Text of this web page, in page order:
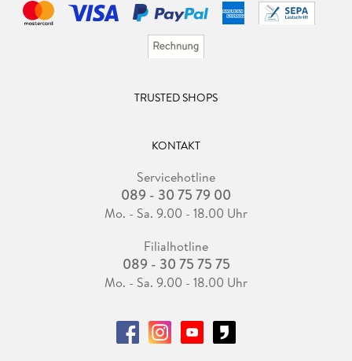
TRUSTED SHOPS
KONTAKT
Servicehotline
089 - 30 75 79 00
Mo. - Sa. 9.00 - 18.00 Uhr
Filialhotline
089 - 30 75 75 75
Mo. - Sa. 9.00 - 18.00 Uhr